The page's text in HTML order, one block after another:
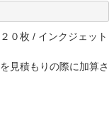
０枚 / インクジェット
見積もりの際に加算さ